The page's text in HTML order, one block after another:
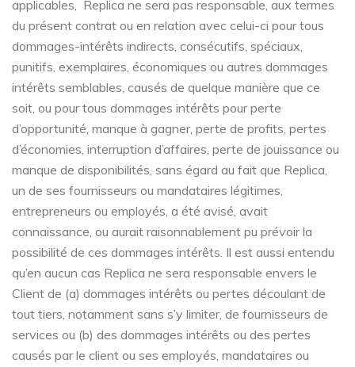
applicables, Replica ne sera pas responsable, aux termes
du présent contrat ou en relation avec celui-ci pour tous
dommages-intérêts indirects, consécutifs, spéciaux,
punitifs, exemplaires, économiques ou autres dommages
intérêts semblables, causés de quelque manière que ce
soit, ou pour tous dommages intérêts pour perte
d’opportunité, manque à gagner, perte de profits, pertes
d’économies, interruption d’affaires, perte de jouissance ou
manque de disponibilités, sans égard au fait que Replica,
un de ses fournisseurs ou mandataires légitimes,
entrepreneurs ou employés, a été avisé, avait
connaissance, ou aurait raisonnablement pu prévoir la
possibilité de ces dommages intérêts. Il est aussi entendu
qu’en aucun cas Replica ne sera responsable envers le
Client de (a) dommages intérêts ou pertes découlant de
tout tiers, notamment sans s’y limiter, de fournisseurs de
services ou (b) des dommages intérêts ou des pertes
causés par le client ou ses employés, mandataires ou